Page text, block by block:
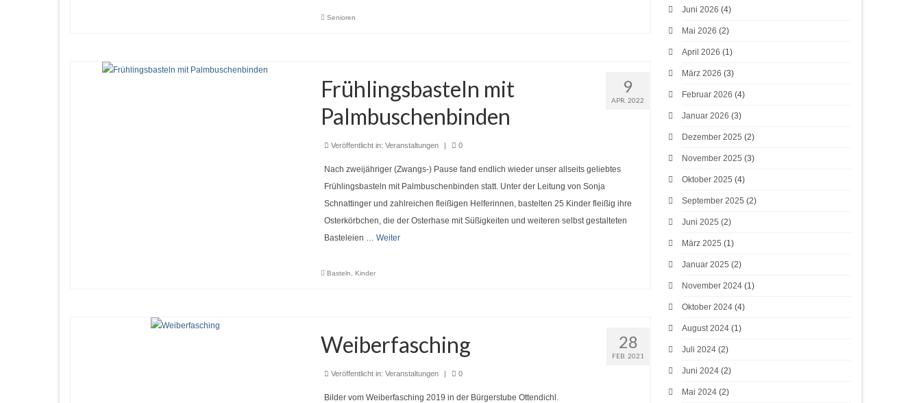
Senioren
9
APR. 2022
Frühlingsbasteln mit
Palmbuschenbinden
Veröffentlicht in: Veranstaltungen | 0
Nach zweijähriger (Zwangs-) Pause fand endlich wieder unser allseits geliebtes
Frühlingsbasteln mit Palmbuschenbinden statt. Unter der Leitung von Sonja
Schnattinger und zahlreichen fleißigen Helferinnen, bastelten 25 Kinder fleißig ihre
Osterkörbchen, die der Osterhase mit Süßigkeiten und weiteren selbst gestalteten
Basteleien … Weiter
Basteln Kinder
28
FEB. 2021
Weiberfasching
Veröffentlicht in: Veranstaltungen | 0
Bilder vom Weiberfasching 2019 in der Bürgerstube Ottendichl.
Juni 2026 (4)
Mai 2026 (2)
April 2026 (1)
März 2026 (3)
Februar 2026 (4)
Januar 2026 (3)
Dezember 2025 (2)
November 2025 (3)
Oktober 2025 (4)
September 2025 (2)
Juni 2025 (2)
März 2025 (1)
Januar 2025 (2)
November 2024(1)
Oktober 2024(4)
August 2024(1)
Juli 2024(2)
Juni 2024(2)
Mai 2024(2)